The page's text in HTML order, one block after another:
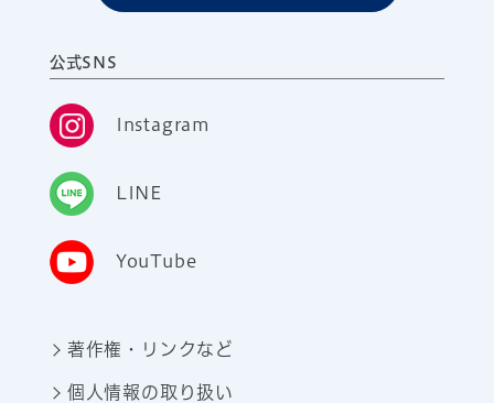
公式SNS
Instagram
LINE
YouTube
著作権・リンクなど
個人情報の取り扱い